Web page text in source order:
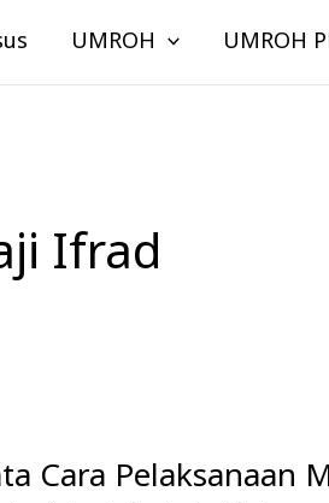
UMROH UMROH
Ifrad
Cara Pelaksanaan